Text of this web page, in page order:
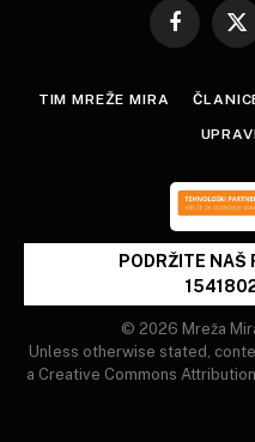
Facebook
X
TIM MREŽE MIRA
PODRŽITE NAŠ
© 2026 Mreža
Unless otherwise stated,
a Creative Commons